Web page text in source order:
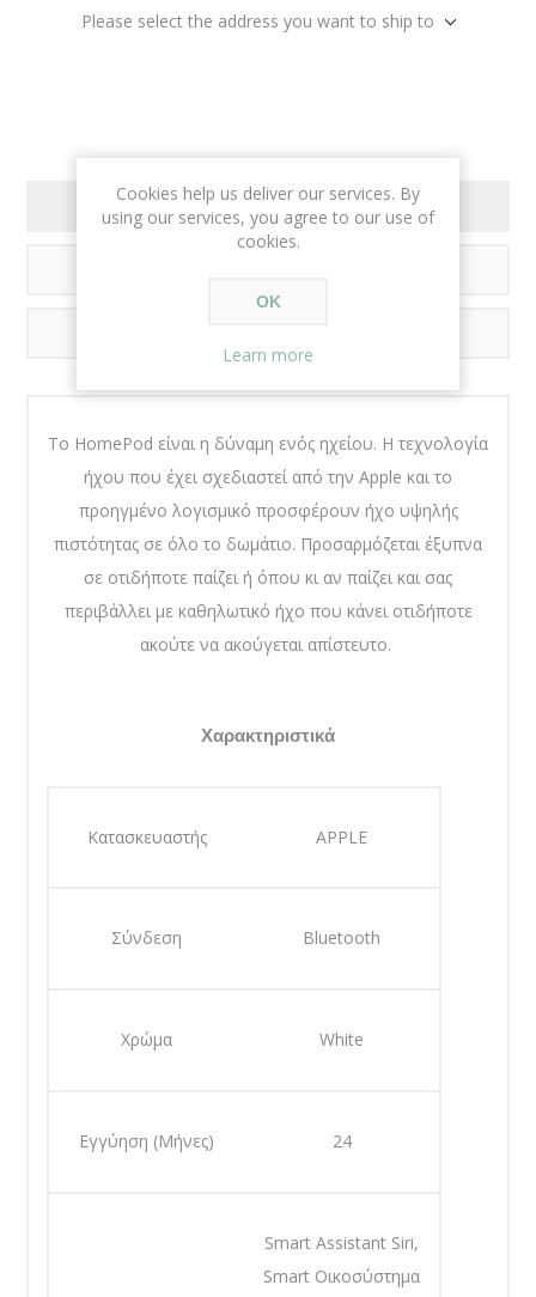
Please select the address you want to ship to
OVERVIEW
Το HomePod είναι η δύναμη ενός ηχείου. Η τεχνολογία
ήχου που έχει σχεδιαστεί από την Apple και το
προηγμένο λογισμικό προσφέρουν ήχο υψηλής
πιστότητας σε όλο το δωμάτιο. Προσαρμόζεται έξυπνα
σε οτιδήποτε παίζει ή όπου κι αν παίζει και σας
περιβάλλει με καθηλωτικό ήχο που κάνει οτιδήποτε
ακούτε να ακούγεται απίστευτο.
Χαρακτηριστικά
Κατασκευαστής APPLE
Σύνδεση Bluetooth
Χρώμα White
Εγγύηση (Μήνες) 24
Smart Assistant Siri,
Smart Οικοσύστημα
Cookies help us deliver our services. By
using our services, you agree to our use of
cookies.
OK
Learn more